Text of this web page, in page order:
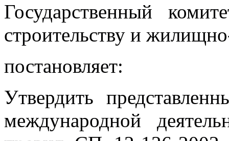
Государственный
строительству и
постановляет:
Утвердить
международной